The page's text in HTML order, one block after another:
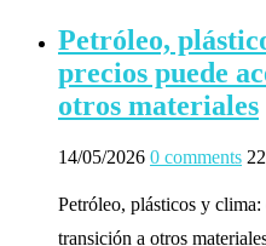
Petróleo,
precios puede
otros materiales
14/05/2026 0 comments
Petróleo, plásticos y clima:
transición a otros